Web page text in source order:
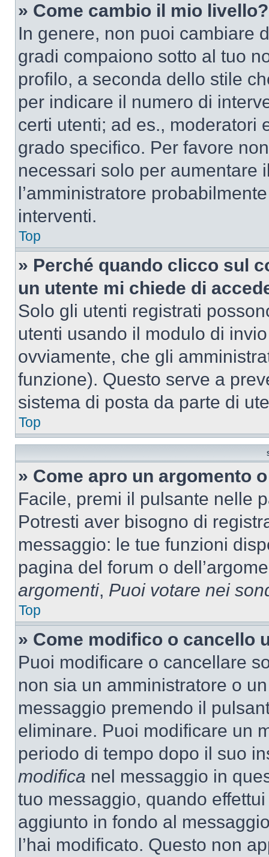
» Come cambio il mio livello?
In genere, non puoi cambiare
gradi compaiono sotto al tuo
profilo, a seconda dello stile
per indicare il numero di
certi utenti; ad es., moderatori
grado specifico. Per favore
necessari solo per aumentare
l’amministratore
interventi.
Top
» Perché quando clicco sul
un utente mi chiede di
Solo gli utenti registrati
utenti usando il modulo di
ovviamente, che gli
funzione). Questo serve a
sistema di posta da parte di
Top
» Come apro un argomento
Facile, premi il pulsante nelle
Potresti aver bisogno di
messaggio: le tue funzioni
pagina del forum o
argomenti, Puoi votare nei
Top
» Come modifico o cancello
Puoi modificare o cancellare
non sia un amministratore o
messaggio premendo il
eliminare. Puoi modificare un
periodo di tempo dopo il suo
modifica nel messaggio in
tuo messaggio, quando
aggiunto in fondo al
l’hai modificato. Questo non